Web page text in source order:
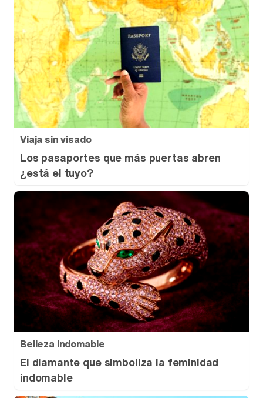
Viaja sin visado
Los pasaportes que más puertas abren
¿está el tuyo?
Belleza indomable
El diamante que simboliza la feminidad
indomable